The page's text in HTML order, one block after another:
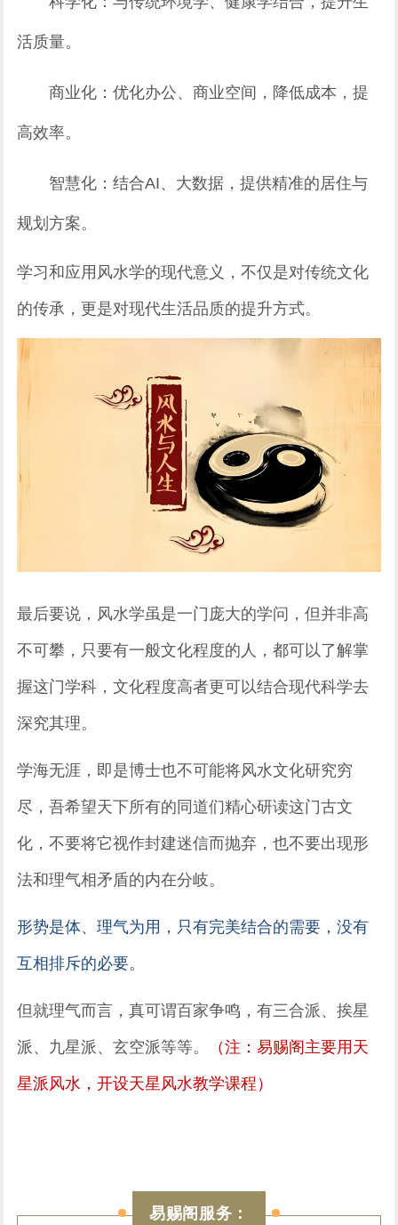
活质量。
商业化：优化办公、商业空间，降低成本，提
高效率。
智慧化：结合AI、大数据，提供精准的居住与
规划方案。
学习和应用风水学的现代意义，不仅是对传统文化
的传承，更是对现代生活品质的提升方式。
最后要说，风水学虽是一门庞大的学问，但并非高
不可攀，只要有一般文化程度的人，都可以了解掌
握这门学科，文化程度高者更可以结合现代科学去
深究其理。
学海无涯，即是博士也不可能将风水文化研究穷
尽，吾希望天下所有的同道们精心研读这门古文
化，不要将它视作封建迷信而抛弃，也不要出现形
法和理气相矛盾的内在分岐。
形势是体、理气为用，只有完美结合的需要，没有
互相排斥的必要。
但就理气而言，真可谓百家争鸣，有三合派、挨星
派、九星派、玄空派等等。 （注：易赐阁主要用天
星派风水，开设天星风水教学课程）
易赐阁服务：